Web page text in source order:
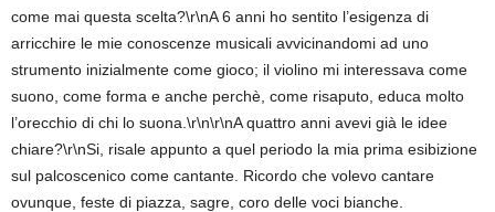
come mai questa scelta?\r\nA 6 anni ho sentito l’esigenza di
arricchire le mie conoscenze musicali avvicinandomi ad uno
strumento inizialmente come gioco; il violino mi interessava come
suono, come forma e anche perchè, come risaputo, educa molto
l’orecchio di chi lo suona.\r\n\r\nA quattro anni avevi già le idee
chiare?\r\nSi, risale appunto a quel periodo la mia prima esibizione
sul palcoscenico come cantante. Ricordo che volevo cantare
ovunque, feste di piazza, sagre, coro delle voci bianche.